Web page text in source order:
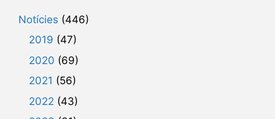
Notícies (446)
2019 (47)
2020 (69)
2021 (56)
2022 (43)